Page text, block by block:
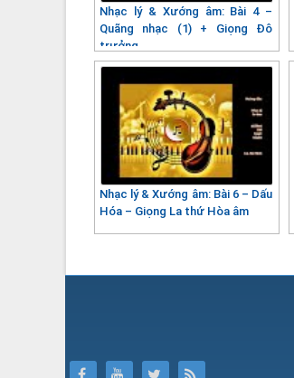
Nhạc lý & Xướng âm: Bài 4 –
Quãng nhạc (1) + Giọng Đô
trưởng
Nhạc lý & Xướng âm: Bài 6 – Dấu
Hóa – Giọng La thứ Hòa âm